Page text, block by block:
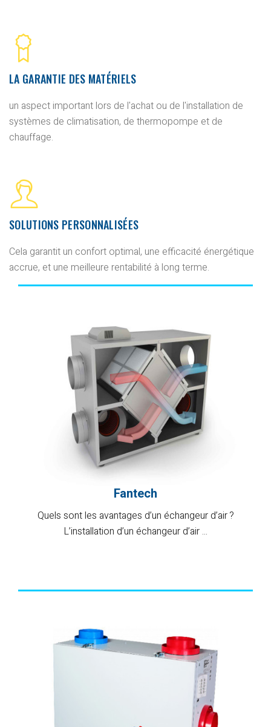
LA GARANTIE DES MATÉRIELS
un aspect important lors de l'achat ou de l'installation de
systèmes de climatisation, de thermopompe et de
chauffage.
SOLUTIONS PERSONNALISÉES
Cela garantit un confort optimal, une efficacité énergétique
accrue, et une meilleure rentabilité à long terme.
Fantech
Quels sont les avantages d’un échangeur d’air ?
L’installation d’un échangeur d’air ...